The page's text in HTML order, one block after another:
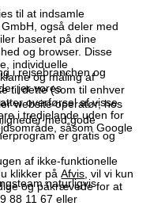
til at indsamle
også deler med
baseret på dine
og browser. Disse
individuelle
og måling af
til dette (som til enhver
overførsel af visse
i tredjelande uden for
såsom Google
af ikke-funktionelle
klikker påAfvis , vil vi kun
og påkrævede for at
i rejsebranchen og
jer vores
website operatør, hos
med gode
er gratis og
naturligvis
88 11 67 eller